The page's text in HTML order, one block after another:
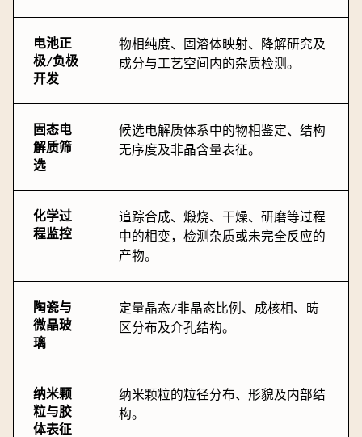
电池正
极/负极
开发
物相纯度、固溶体映射、降解研究及
成分与工艺空间内的杂质检测。
固态电
解质筛
选
候选电解质体系中的物相鉴定、结构
无序度及非晶含量表征。
化学过
程监控
追踪合成、煅烧、干燥、研磨等过程
中的相变，检测杂质或未完全反应的
产物。
陶瓷与
微晶玻
璃
定量晶态/非晶态比例、成核相、畴
区分布及介孔结构。
纳米颗
粒与胶
体表征
纳米颗粒的粒径分布、形貌及内部结
构。